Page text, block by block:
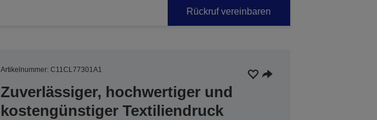
Rückruf vereinbaren
Artikelnummer: C11CL77301A1
Zuverlässiger, hochwertiger und
kostengünstiger Textiliendruck